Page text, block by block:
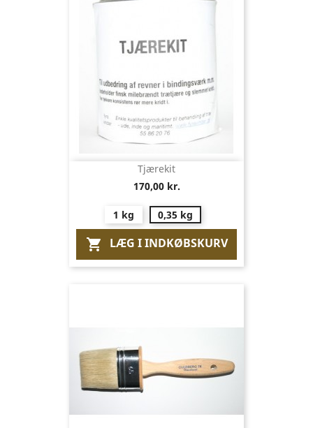
Tjærekit
170,00 kr.
1 kg 0,35 kg
 LÆG I INDKØBSKURV